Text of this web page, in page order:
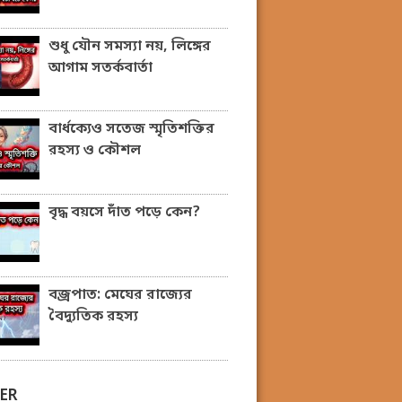
শুধু যৌন সমস্যা নয়, লিঙ্গের
আগাম সতর্কবার্তা
বার্ধক্যেও সতেজ স্মৃতিশক্তির
রহস্য ও কৌশল
বৃদ্ধ বয়সে দাঁত পড়ে কেন?
বজ্রপাত: মেঘের রাজ্যের
বৈদ্যুতিক রহস্য